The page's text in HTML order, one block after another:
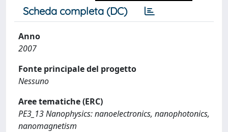
Scheda completa (DC)
Anno
2007
Fonte principale del progetto
Nessuno
Aree tematiche (ERC)
PE3_13 Nanophysics: nanoelectronics, nanophotonics,
nanomagnetism